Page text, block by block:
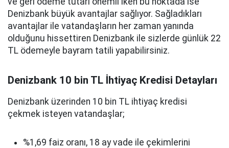
Denizbank büyük avantajlar sağlıyor. Sağladıkları
avantajlar ile vatandaşların her zaman yanında
olduğunu hissettiren Denizbank ile sizlerde günlük 22
TL ödemeyle bayram tatili yapabilirsiniz.
Denizbank 10 bin TL İhtiyaç Kredisi Detayları
Denizbank üzerinden 10 bin TL ihtiyaç kredisi
çekmek isteyen vatandaşlar;
%1,69 faiz oranı, 18 ay vade ile çekimlerini